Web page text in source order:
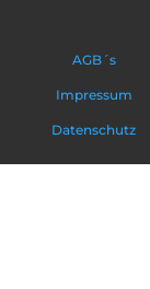
AGB´s
Impressum
Datenschutz